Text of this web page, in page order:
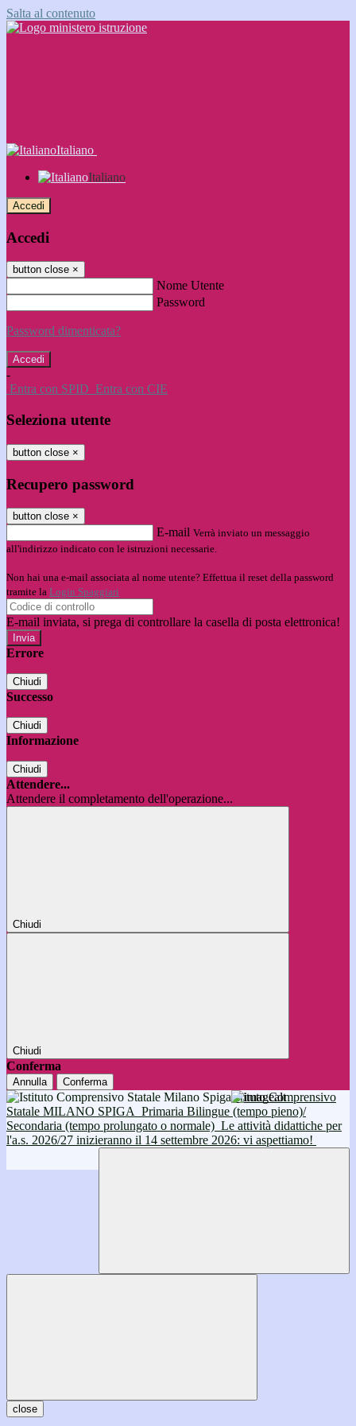
Salta al contenuto
Italiano
Italiano
Accedi
Accedi
button close ×
Nome Utente
Password
Password dimenticata?
-
Entra con SPID Entra con CIE
Seleziona utente
button close ×
Recupero password
button close ×
E-mail Verrà inviato un messaggio
all'indirizzo indicato con le istruzioni necessarie.
Non hai una e-mail associata al nome utente? Effettua il reset della password
tramite la Login Spaggiari
E-mail inviata, si prega di controllare la casella di posta elettronica!
Errore
Chiudi
Successo
Chiudi
Informazione
Chiudi
Attendere...
Attendere il completamento dell'operazione...
Chiudi
Chiudi
Conferma
Annulla Conferma
Istituto Comprensivo
Statale MILANO SPIGA Primaria Bilingue (tempo pieno)/
Secondaria (tempo prolungato o normale) Le attività didattiche per
l'a.s. 2026/27 inizieranno il 14 settembre 2026: vi aspettiamo!
close